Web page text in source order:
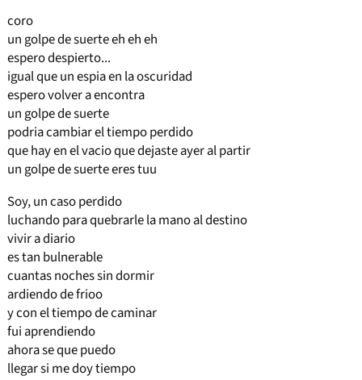
coro
un golpe de suerte eh eh eh
espero despierto...
igual que un espia en la oscuridad
espero volver a encontra
un golpe de suerte
podria cambiar el tiempo perdido
que hay en el vacio que dejaste ayer al partir
un golpe de suerte eres tuu
Soy, un caso perdido
luchando para quebrarle la mano al destino
vivir a diario
es tan bulnerable
cuantas noches sin dormir
ardiendo de frioo
y con el tiempo de caminar
fui aprendiendo
ahora se que puedo
llegar si me doy tiempo